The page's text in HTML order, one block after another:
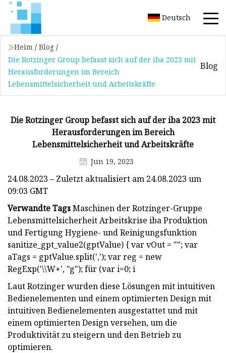
Deutsch
Heim / Blog /
Die Rotzinger Group befasst sich auf der iba 2023 mit
Herausforderungen im Bereich
Lebensmittelsicherheit und Arbeitskräfte
Blog
Die Rotzinger Group befasst sich auf der iba 2023 mit
Herausforderungen im Bereich
Lebensmittelsicherheit und Arbeitskräfte
Jun 19, 2023
24.08.2023 – Zuletzt aktualisiert am 24.08.2023 um
09:03 GMT
Verwandte TagsMaschinen der Rotzinger-Gruppe
Lebensmittelsicherheit Arbeitskrise iba Produktion
und Fertigung Hygiene- und Reinigungsfunktion
sanitize_gpt_value2(gptValue) { var vOut = ""; var
aTags = gptValue.split(','); var reg = new
RegExp('\\W+', "g"); für (var i=0; i
Laut Rotzinger wurden diese Lösungen mit intuitiven
Bedienelementen und einem optimierten Design mit
intuitiven Bedienelementen ausgestattet und mit
einem optimierten Design versehen, um die
Produktivität zu steigern und den Betrieb zu
optimieren.